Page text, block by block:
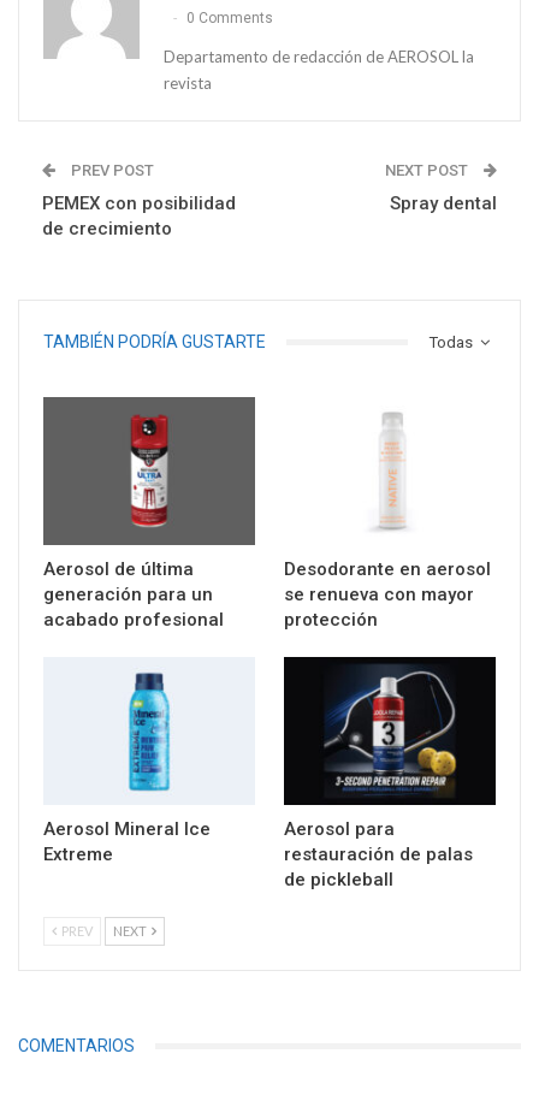
0 Comments
Departamento de redacción de AEROSOL la
revista
PREV POST
PEMEX con posibilidad
de crecimiento
NEXT POST
Spray dental
Todas
TAMBIÉN PODRÍA GUSTARTE
Aerosol de última
generación para un
acabado profesional
Desodorante en aerosol
se renueva con mayor
protección
Aerosol Mineral Ice
Extreme
Aerosol para
restauración de palas
de pickleball
PREV NEXT
COMENTARIOS